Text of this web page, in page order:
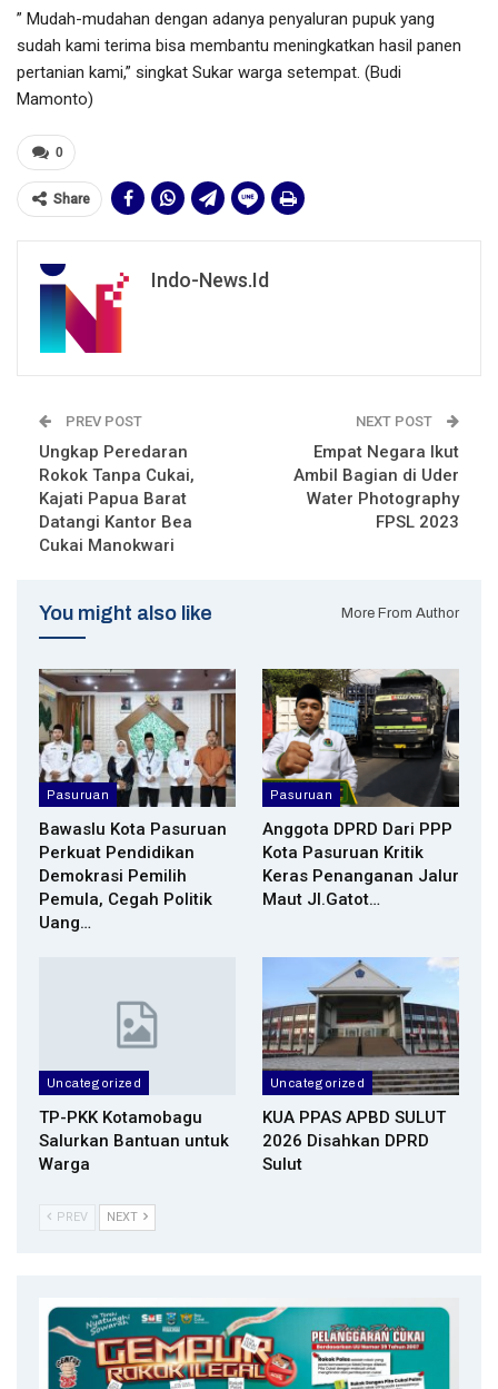
” Mudah-mudahan dengan adanya penyaluran pupuk yang
sudah kami terima bisa membantu meningkatkan hasil panen
pertanian kami,” singkat Sukar warga setempat. (Budi
Mamonto)
0
Share
Indo-News.id
PREV POST
Ungkap Peredaran
Rokok Tanpa Cukai,
Kajati Papua Barat
Datangi Kantor Bea
Cukai Manokwari
NEXT POST
Empat Negara Ikut
Ambil Bagian di Uder
Water Photography
FPSL 2023
You might also like More From Author
Pasuruan
Bawaslu Kota Pasuruan
Perkuat Pendidikan
Demokrasi Pemilih
Pemula, Cegah Politik
Uang…
Pasuruan
Anggota DPRD Dari PPP
Kota Pasuruan Kritik
Keras Penanganan Jalur
Maut Jl.Gatot…
Uncategorized
TP-PKK Kotamobagu
Salurkan Bantuan untuk
Warga
Uncategorized
KUA PPAS APBD SULUT
2026 Disahkan DPRD
Sulut
PREV NEXT